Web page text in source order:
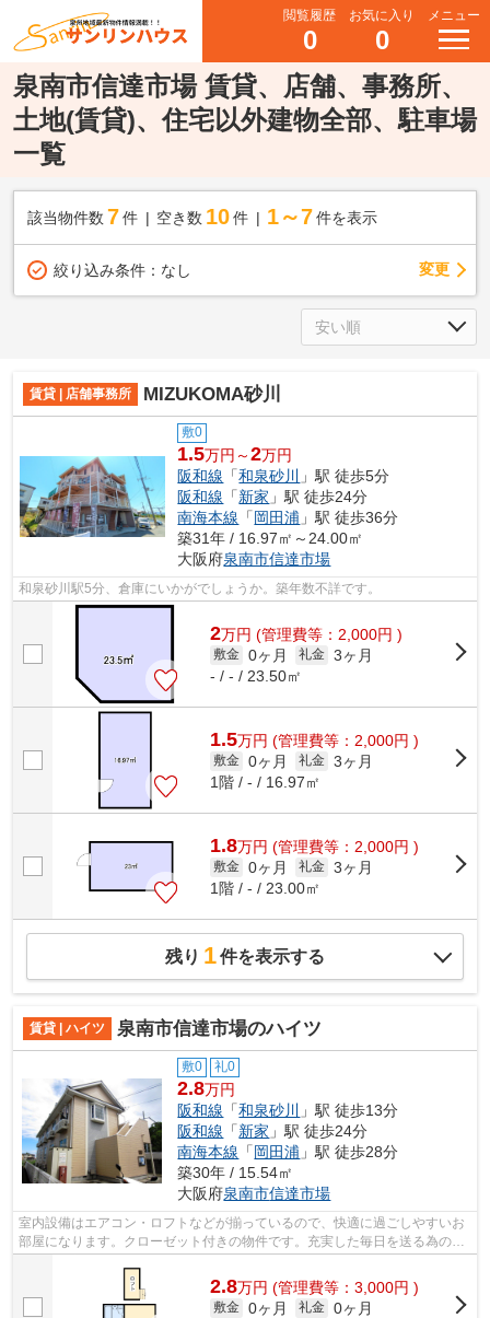
閲覧履歴
0
お気に入り
0
メニュー
泉南市信達市場 賃貸、店舗、事務所、
土地(賃貸)、住宅以外建物全部、駐車場
一覧
該当物件数 7件 空き数 10 件 1～7 件を表示
絞り込み条件： なし 変更
賃貸 | 店舗事務所 MIZUKOMA砂川
敷0
1.5万円～2万円
阪和線 「和泉砂川
」駅 徒歩5分
阪和線 「新家 」駅 徒歩24分
南海本線 「岡田浦 」駅 徒歩36分
築31年 / 16.97㎡～24.00㎡
大阪府泉南市信達市場
和泉砂川駅5分、倉庫にいかがでしょうか。築年数不詳です。
2万円 (管理費等：2,000円 )
敷金 0ヶ月 礼金 3ヶ月
- / - / 23.50㎡
1.5万円 (管理費等：2,000円 )
敷金 0ヶ月 礼金 3ヶ月
1階 / - / 16.97㎡
1.8万円 (管理費等：2,000円 )
敷金 0ヶ月 礼金 3ヶ月
1階 / - / 23.00㎡
残り 1件を表示する
賃貸 | ハイツ 泉南市信達市場のハイツ
敷0 礼0
2.8万円
阪和線 「和泉砂川
」駅 徒歩13分
阪和線 「新家 」駅 徒歩24分
南海本線 「岡田浦 」駅 徒歩28分
築30年 / 15.54㎡
大阪府泉南市信達市場
室内設備はエアコン・ロフトなどが揃っているので、快適に過ごしやすいお
部屋になります。クローゼット付きの物件です。充実した毎日を送る為の第
2.8万円 (管理費等：3,000円 )
敷金 0ヶ月 礼金 0ヶ月